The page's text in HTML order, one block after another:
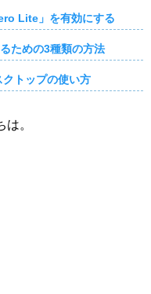
Lite」を有効にする
ための3種類の方法
トップの使い方
。